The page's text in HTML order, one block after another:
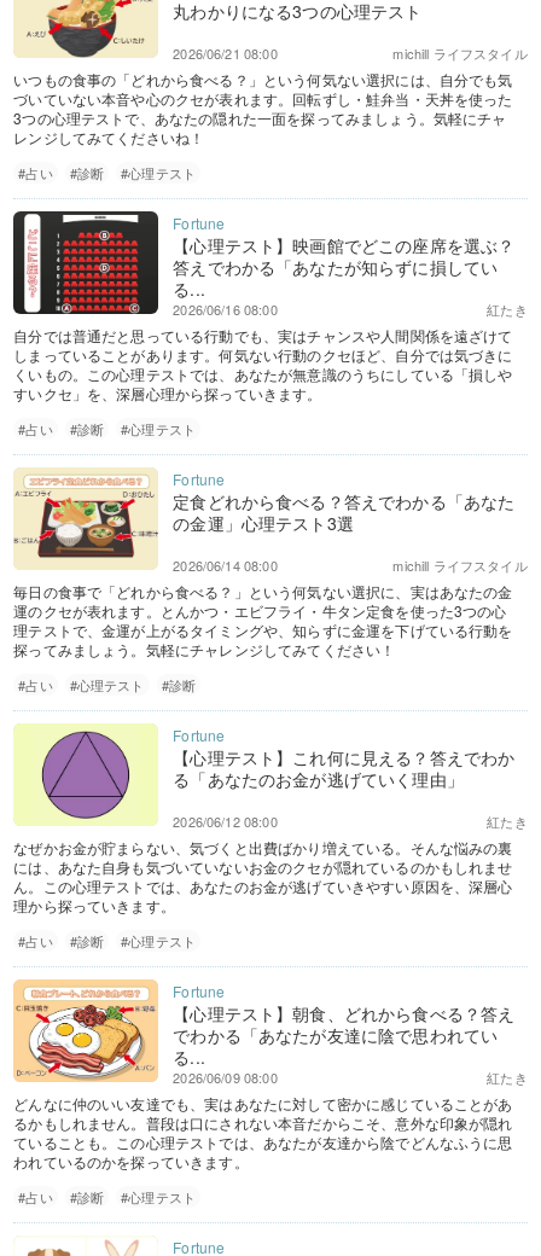
丸わかりになる3つの心理テスト
michill ライフスタイル
2026/06/21 08:00
いつもの食事の「どれから食べる？」という何気ない選択には、自分でも気
づいていない本音や心のクセが表れます。回転ずし・鮭弁当・天丼を使った
3つの心理テストで、あなたの隠れた一面を探ってみましょう。気軽にチャ
レンジしてみてくださいね！
#占い #診断 #心理テスト
【心理テスト】映画館でどこの座席を選ぶ？
答えでわかる「あなたが知らずに損してい
る...
紅たき
2026/06/16 08:00
自分では普通だと思っている行動でも、実はチャンスや人間関係を遠ざけて
しまっていることがあります。何気ない行動のクセほど、自分では気づきに
くいもの。この心理テストでは、あなたが無意識のうちにしている「損しや
すいクセ」を、深層心理から探っていきます。
#占い #診断 #心理テスト
定食どれから食べる？答えでわかる「あなた
の金運」心理テスト3選
michill ライフスタイル
2026/06/14 08:00
毎日の食事で「どれから食べる？」という何気ない選択に、実はあなたの金
運のクセが表れます。とんかつ・エビフライ・牛タン定食を使った3つの心
理テストで、金運が上がるタイミングや、知らずに金運を下げている行動を
探ってみましょう。気軽にチャレンジしてみてください！
#占い #心理テスト #診断
【心理テスト】これ何に見える？答えでわか
る「あなたのお金が逃げていく理由」
紅たき
2026/06/12 08:00
なぜかお金が貯まらない、気づくと出費ばかり増えている。そんな悩みの裏
には、あなた自身も気づいていないお金のクセが隠れているのかもしれませ
ん。この心理テストでは、あなたのお金が逃げていきやすい原因を、深層心
理から探っていきます。
#占い #診断 #心理テスト
【心理テスト】朝食、どれから食べる？答え
でわかる「あなたが友達に陰で思われてい
る...
紅たき
2026/06/09 08:00
どんなに仲のいい友達でも、実はあなたに対して密かに感じていることがあ
るかもしれません。普段は口にされない本音だからこそ、意外な印象が隠れ
ていることも。この心理テストでは、あなたが友達から陰でどんなふうに思
われているのかを探っていきます。
#占い #診断 #心理テスト